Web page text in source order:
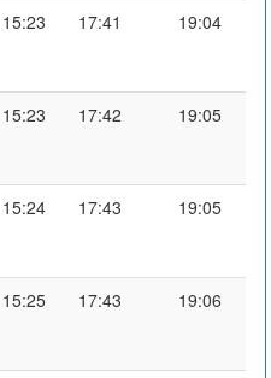
15:23 17:41 19:04
15:23 17:42 19:05
15:24 17:43 19:05
15:25 17:43 19:06